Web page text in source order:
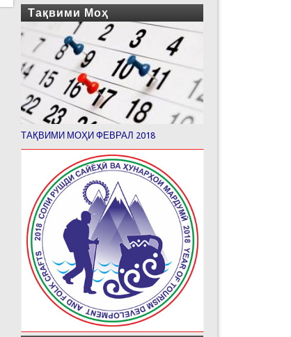
Тақвими Моҳ
ТАҚВИМИ МОҲИ ФЕВРАЛ 2018